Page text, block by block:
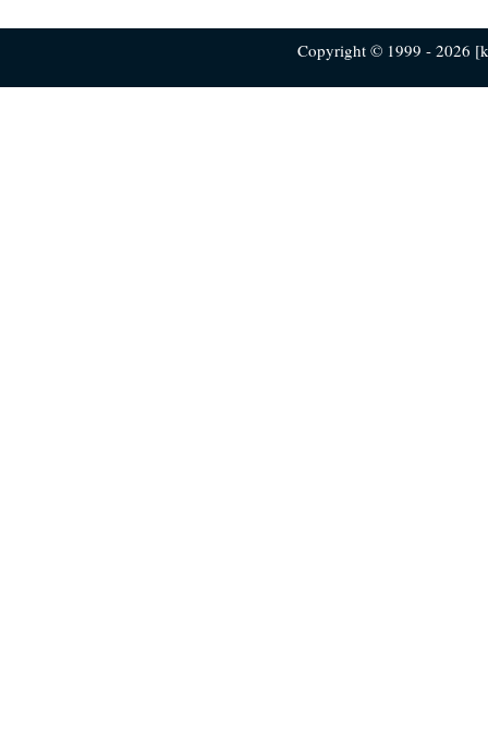
Copyright © 1999 - 2026